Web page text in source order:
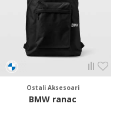
Ostali Aksesoari
BMW ranac